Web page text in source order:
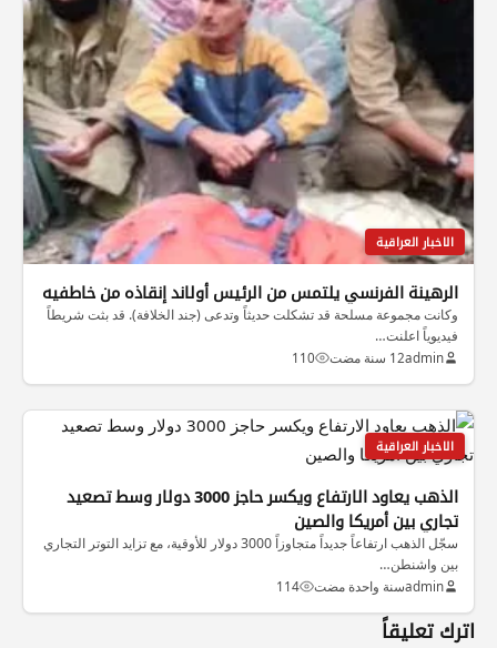
الاخبار العراقية
الرهينة الفرنسي يلتمس من الرئيس أولاند إنقاذه من خاطفيه
وكانت مجموعة مسلحة قد تشكلت حديثاً وتدعى (جند الخلافة). قد بثت شريطاً
فيديوياً اعلنت…
admin12 سنة مضت 110
الاخبار العراقية
الذهب يعاود الارتفاع ويكسر حاجز 3000 دولار وسط تصعيد
تجاري بين أمريكا والصين
سجّل الذهب ارتفاعاً جديداً متجاوزاً 3000 دولار للأوقية، مع تزايد التوتر التجاري
بين واشنطن…
adminسنة واحدة مضت 114
اترك تعليقاً